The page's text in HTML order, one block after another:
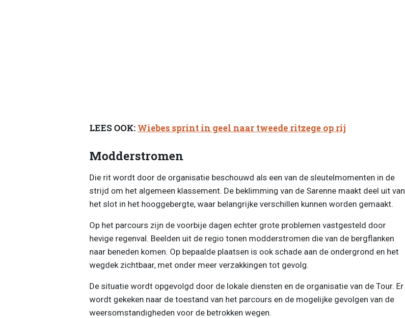
LEES OOK: Wiebes sprint in geel naar tweede ritzege op rij
Modderstromen
Die rit wordt door de organisatie beschouwd als een van de sleutelmomenten in de
strijd om het algemeen klassement. De beklimming van de Sarenne maakt deel uit van
het slot in het hooggebergte, waar belangrijke verschillen kunnen worden gemaakt.
Op het parcours zijn de voorbije dagen echter grote problemen vastgesteld door
hevige regenval. Beelden uit de regio tonen modderstromen die van de bergflanken
naar beneden komen. Op bepaalde plaatsen is ook schade aan de ondergrond en het
wegdek zichtbaar, met onder meer verzakkingen tot gevolg.
De situatie wordt opgevolgd door de lokale diensten en de organisatie van de Tour. Er
wordt gekeken naar de toestand van het parcours en de mogelijke gevolgen van de
weersomstandigheden voor de betrokken wegen.